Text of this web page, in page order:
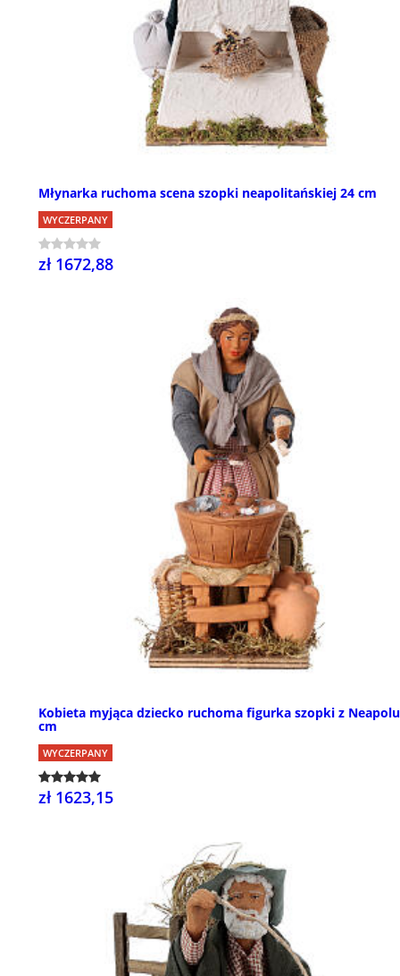
Młynarka ruchoma scena szopki neapolitańskiej 24 cm
WYCZERPANY
zł 1672,88
Kobieta myjąca dziecko ruchoma figurka szopki z
cm
WYCZERPANY
zł 1623,15